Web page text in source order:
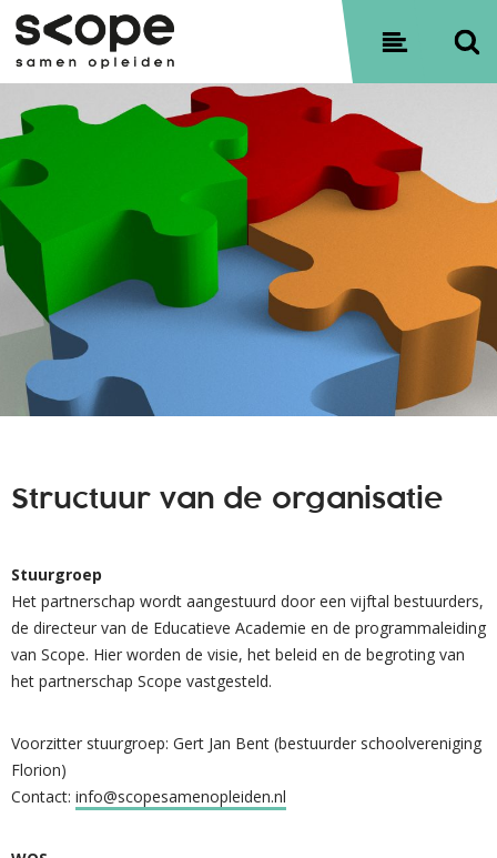
Structuur van de organisatie
Stuurgroep
Het partnerschap wordt aangestuurd door een vijftal bestuurders,
de directeur van de Educatieve Academie en de programmaleiding
van Scope. Hier worden de visie, het beleid en de begroting van
het partnerschap Scope vastgesteld.
Voorzitter stuurgroep: Gert Jan Bent (bestuurder schoolvereniging
Florion)
Contact: info@scopesamenopleiden.nl
Sitemap